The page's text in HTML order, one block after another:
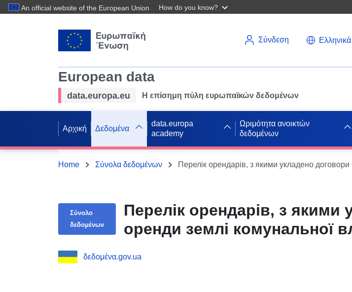
An official website of the European Union How do you know?
Σύνδεση Ελληνικά
European data
data.europa.eu Η επίσημη πύλη ευρωπαϊκών δεδομένων
Αρχική Δεδομένα
data.europa
academy
Ωριμότητα ανοικτών
δεδομένων
Home Σύνολα δεδομένων
Σύνολο
δεδομένων
Перелік орендарів, з якими
оренди землі комунальної
δεδομένα.gov.ua